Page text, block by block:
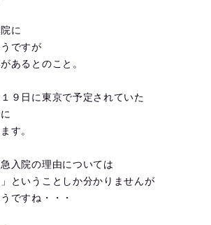
に
ですが
あるとのこと。
９日に東京で予定されていた
す。
入院の理由については
」ということしか分かりませんが
ですね・・・